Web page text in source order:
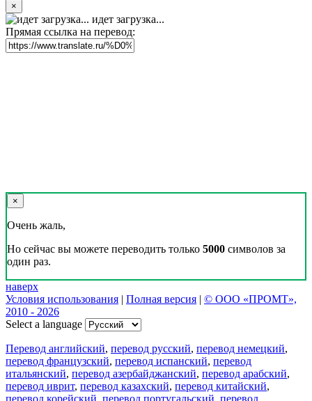
×
идет загрузка...
Прямая ссылка на перевод:
×
Очень жаль,
Но сейчас вы можете переводить только 5000 символов за
один раз.
наверх
Условия использования | Полная версия | © ООО «ПРОМТ»,
2010 - 2026
Select a language
Перевод английский, перевод русский, перевод немецкий,
перевод французский, перевод испанский, перевод
итальянский, перевод азербайджанский, перевод арабский,
перевод иврит, перевод казахский, перевод китайский,